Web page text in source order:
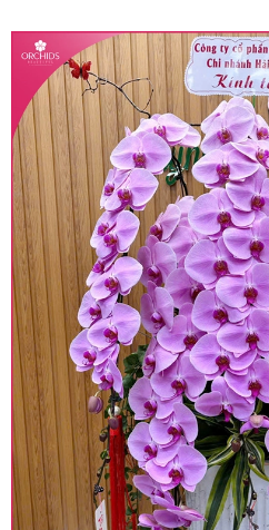
• Giá trên được miễn ship
miễn phí in thiệp - banner
hàng.
• Beautiful Orchids liên
trên toàn quốc để phục
khu vực sẽ có mức giá
phí mặt bằng, nguyên vật
thay đổi so với giá niêm
hàng ở Tỉnh thành khác
giá trước khi đặt hàng,
chính xác khi có địa chỉ